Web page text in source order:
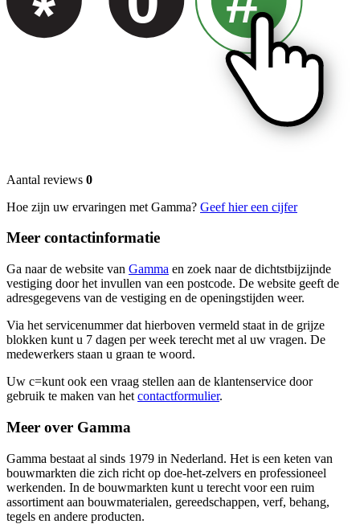
*
Aantal reviews 0
Hoe zijn uw ervaringen met Gamma? Geef hier een cijfer
Meer contactinformatie
Ga naar de website van Gamma en zoek naar de dichtstbijzijnde
vestiging door het invullen van een postcode. De website geeft de
adresgegevens van de vestiging en de openingstijden weer.
Via het servicenummer dat hierboven vermeld staat in de grijze
blokken kunt u 7 dagen per week terecht met al uw vragen. De
medewerkers staan u graan te woord.
Uw c=kunt ook een vraag stellen aan de klantenservice door
gebruik te maken van het contactformulier.
Meer over Gamma
Gamma bestaat al sinds 1979 in Nederland. Het is een keten van
bouwmarkten die zich richt op doe-het-zelvers en professioneel
werkenden. In de bouwmarkten kunt u terecht voor een ruim
assortiment aan bouwmaterialen, gereedschappen, verf, behang,
tegels en andere producten.